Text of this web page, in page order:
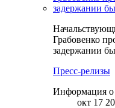
Грабовенко
задержании
Пресс-релизы
Информация о
окт 17